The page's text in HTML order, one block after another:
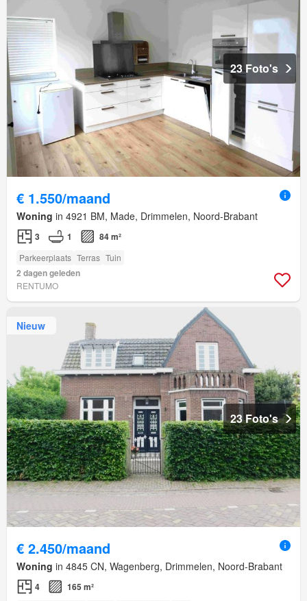
23 Foto's
€ 1.550/maand
Woning in 4921 BM, Made, Drimmelen, Noord-Brabant
3 1 84 m²
Parkeerplaats Terras Tuin
2 dagen geleden
RENTUMO
Nieuw
23 Foto's
€ 2.450/maand
Woning in 4845 CN, Wagenberg, Drimmelen, Noord-Brabant
4 165 m²